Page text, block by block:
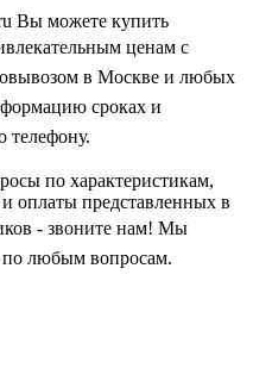
Вы можете купить
ценам с
в Москве и любых
сроках и
телефону.
по характеристикам,
оплаты представленных в
- звоните нам! Мы
по любым вопросам.